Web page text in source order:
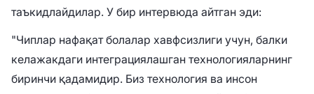
таъкидлайдилар. У бир интервюда айтган эди:
"Чиплар нафақат болалар хавфсизлиги учун, балки
келажакдаги интеграциялашган технологияларнинг
биринчи қадамидир. Биз технология ва инсон